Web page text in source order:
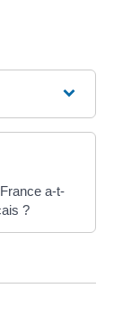
a-t-
?